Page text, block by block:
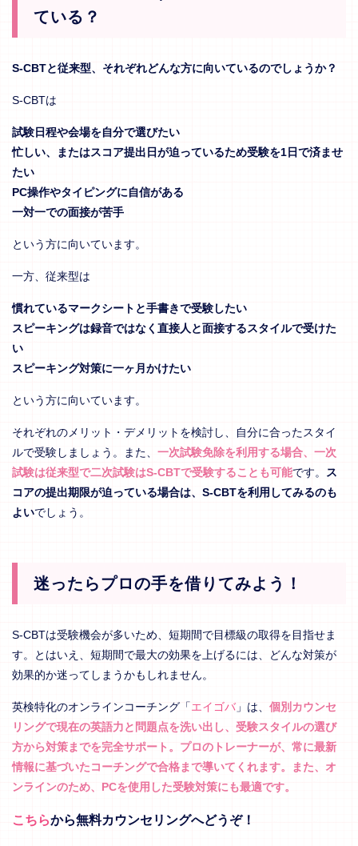
ている？
S-CBTと従来型、それぞれどんな方に向いているのでしょうか？
S-CBTは
試験日程や会場を自分で選びたい
忙しい、またはスコア提出日が迫っているため受験を1日で済ませ
たい
PC操作やタイピングに自信がある
一対一での面接が苦手
という方に向いています。
一方、従来型は
慣れているマークシートと手書きで受験したい
スピーキングは録音ではなく直接人と面接するスタイルで受けた
い
スピーキング対策に一ヶ月かけたい
という方に向いています。
それぞれのメリット・デメリットを検討し、自分に合ったスタイ
ルで受験しましょう。また、 一次試験免除を利用する場合、一次
試験は従来型で二次試験はS-CBTで受験することも可能です。
ス
コアの提出期限が迫っている場合は、S-CBTを利用してみるのも
よいでしょう。
迷ったらプロの手を借りてみよう！
S-CBTは受験機会が多いため、短期間で目標級の取得を目指せま
す。とはいえ、短期間で最大の効果を上げるには、どんな対策が
効果的か迷ってしまうかもしれません。
英検特化のオンラインコーチング「エイゴバ」は、 個別カウンセ
リングで現在の英語力と問題点を洗い出し、受験スタイルの選び
方から対策までを完全サポート。プロのトレーナーが、常に最新
情報に基づいたコーチングで合格まで導いてくれます。また、オ
ンラインのため、PCを使用した受験対策にも最適です。
こちらから無料カウンセリングへどうぞ！